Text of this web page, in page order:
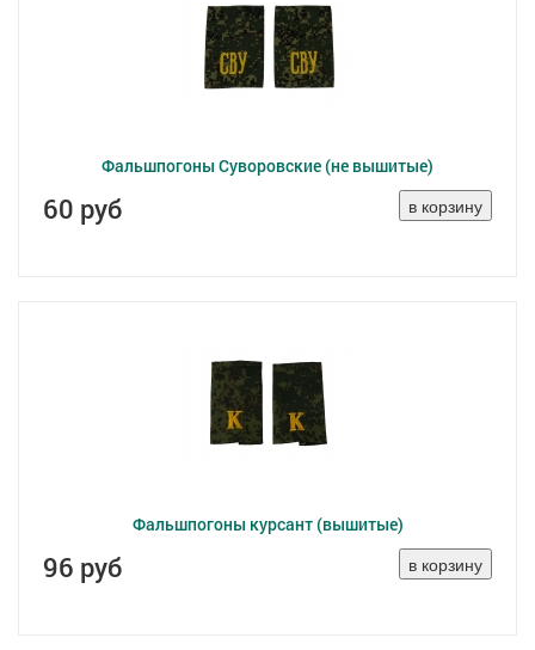
Фальшпогоны Суворовские (не вышитые)
60 руб
Фальшпогоны курсант (вышитые)
96 руб